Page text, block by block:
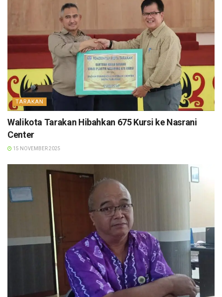
TARAKAN
Walikota Tarakan Hibahkan 675 Kursi ke Nasrani
Center
15 NOVEMBER 2025